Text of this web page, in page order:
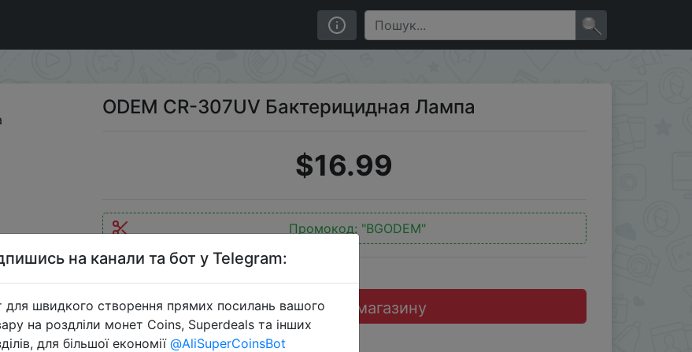
Лампа
ODEM CR-307UV Бактерицидная Лампа
$16.99
Промокод: "BGODEM"
Перейти до магазину
на канали та бот у Telegram:
для швидкого створення прямих посилань вашого
на роздліли монет Coins, Superdeals та інших
для більшої економії @AliSuperCoinsBot